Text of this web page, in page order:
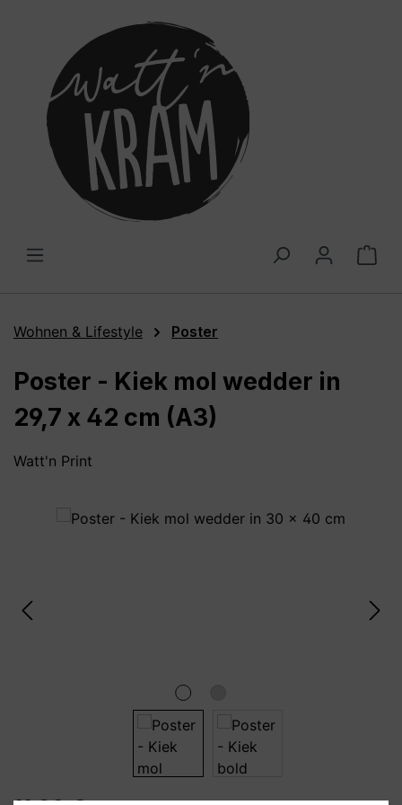
Wohnen & Lifestyle Poster
Poster - Kiek mol wedder in
29,7 x 42 cm (A3)
Watt'n Print
Bildergalerie überspringen